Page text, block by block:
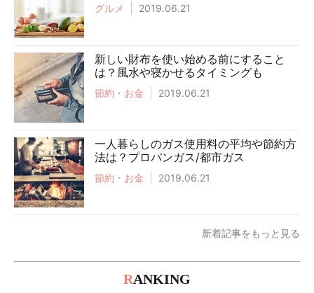
グルメ 2019.06.21
新しい財布を使い始める前にすること
は？風水や寝かせるタイミングも
節約・お金 2019.06.21
一人暮らしのガス使用料の平均や節約方
法は？プロパンガス/都市ガス
節約・お金 2019.06.21
新着記事をもっと見る
RANKING